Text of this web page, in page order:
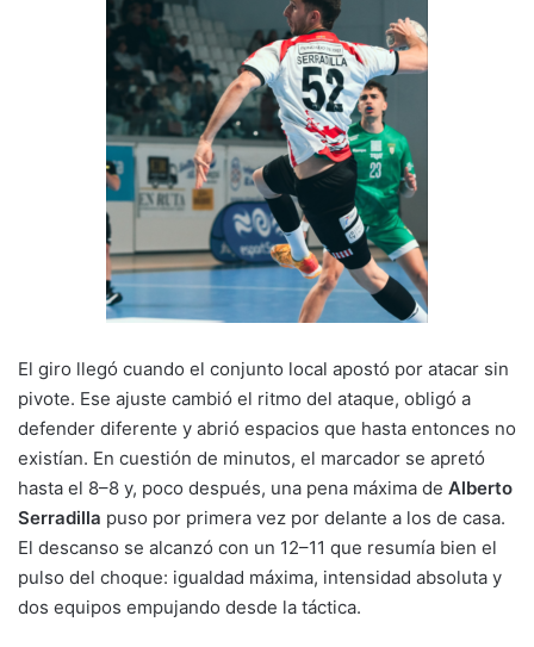
El giro llegó cuando el conjunto local apostó por atacar sin
pivote. Ese ajuste cambió el ritmo del ataque, obligó a
defender diferente y abrió espacios que hasta entonces no
existían. En cuestión de minutos, el marcador se apretó
hasta el 8–8 y, poco después, una pena máxima de Alberto
Serradilla puso por primera vez por delante a los de casa.
El descanso se alcanzó con un 12–11 que resumía bien el
pulso del choque: igualdad máxima, intensidad absoluta y
dos equipos empujando desde la táctica.